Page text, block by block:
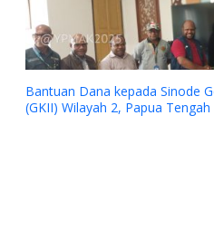
Injil Indonesia
Timika.